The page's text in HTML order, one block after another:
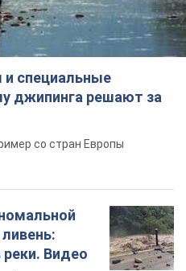
специальные
джипинга решают за
со стран Европы
реки. Видео